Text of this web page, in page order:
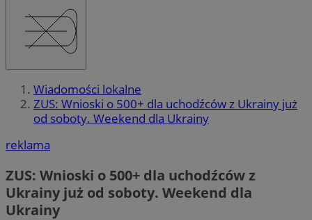
Wiadomości lokalne
ZUS: Wnioski o 500+ dla uchodźców z Ukrainy już
od soboty. Weekend dla Ukrainy
reklama
ZUS: Wnioski o 500+ dla uchodźców z
Ukrainy już od soboty. Weekend dla
Ukrainy